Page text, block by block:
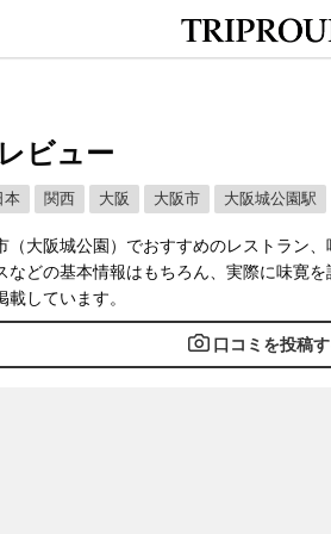
ビュー
本 関西 大阪 大阪市 大阪城公園駅
（大阪城公園）でおすすめのレストラン
などの基本情報はもちろん、実際に味寛
載しています。
口コミを投稿